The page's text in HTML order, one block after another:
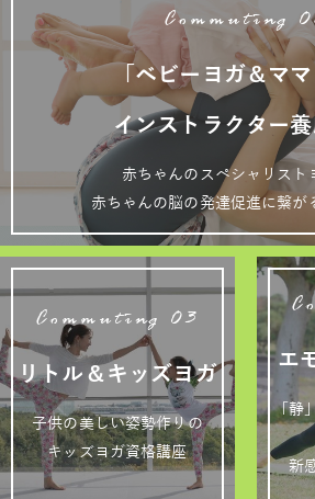
Commuting
「ベビーヨガ＆マ
インストラクター
赤ちゃんのスペシャリスト
赤ちゃんの脳の発達促進に繋が
Commuting 03
リトル＆キッズヨガ
子供の美しい姿勢作りの
キッズヨガ資格講座
エ
「静
新